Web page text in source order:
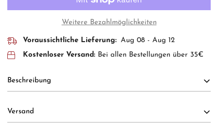
Weitere Bezahlmöglichkeiten
Voraussichtliche Lieferung: Aug 08 - Aug 12
Kostenloser Versand: Bei allen Bestellungen über 35€
Beschreibung
Versand